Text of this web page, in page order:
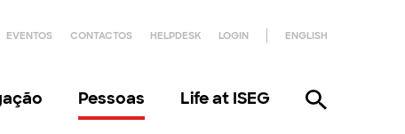
EVENTOS CONTACTOS HELPDESK LOGIN ENGLISH
Pessoas Life at ISEG